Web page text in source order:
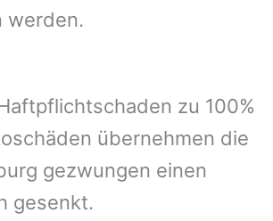
werden.
zu 100%
übernehmen die
gezwungen einen
gesenkt.